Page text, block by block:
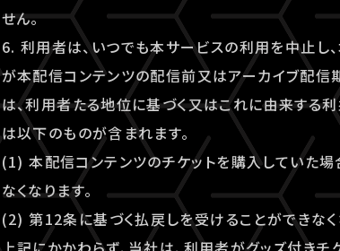
せん。
6. 利用者は、いつでも本サービスの利用を中止し
が本配信コンテンツの配信前又はアーカイブ配
は、利用者たる地位に基づく又はこれに由来する
は以下のものが含まれます。
(1) 本配信コンテンツのチケットを購入していた
なくなります。
(2) 第12条に基づく払戻しを受けることができなく